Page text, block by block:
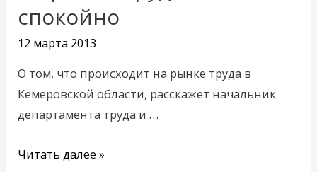
спокойно
12 марта 2013
О том, что происходит на рынке труда в
Кемеровской области, расскажет начальник
департамента труда и …
рынке
труда
пока
все
спокойно
Читать далее »